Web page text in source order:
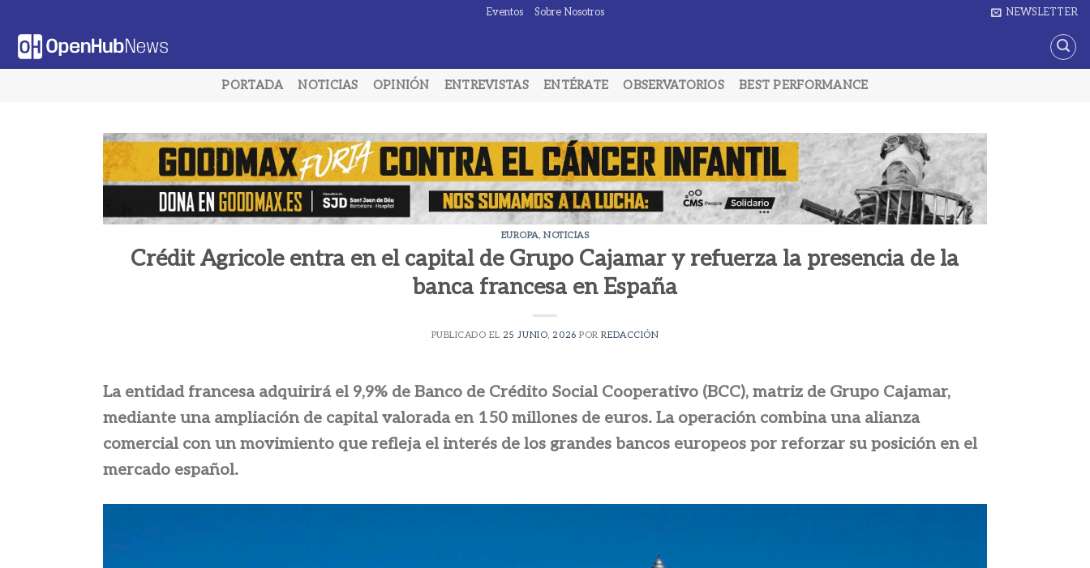
contenido
Eventos Sobre Nosotros NEWSLETTER
PORTADA NOTICIAS OPINIÓN ENTREVISTAS ENTÉRATE OBSERVATORIOS BEST PERFORMANCE
EUROPA, NOTICIAS
Crédit Agricole entra en el capital de Grupo Cajamar y refuerza la presencia de la
banca francesa en España
PUBLICADO EL 25 JUNIO, 2026 PORREDACCIÓN
La entidad francesa adquirirá el 9,9% de Banco de Crédito Social Cooperativo (BCC), matriz de Grupo Cajamar,
mediante una ampliación de capital valorada en 150 millones de euros. La operación combina una alianza
comercial con un movimiento que refleja el interés de los grandes bancos europeos por reforzar su posición en el
mercado español.